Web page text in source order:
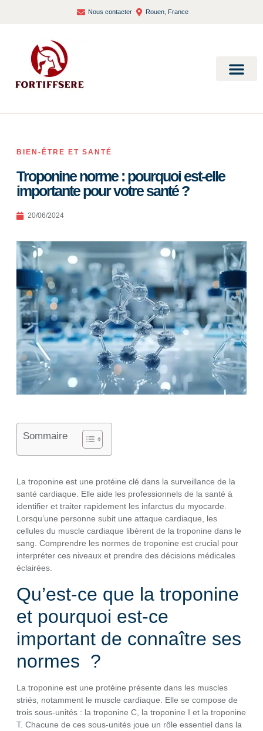
Nous contacter Rouen, France
BIEN-ÊTRE ET SANTÉ
Troponine norme : pourquoi est-elle
importante pour votre santé ?
20/06/2024
Sommaire
La troponine est une protéine clé dans la surveillance de la
santé cardiaque. Elle aide les professionnels de la santé à
identifier et traiter rapidement les infarctus du myocarde.
Lorsqu’une personne subit une attaque cardiaque, les
cellules du muscle cardiaque libèrent de la troponine dans le
sang. Comprendre les normes de troponine est crucial pour
interpréter ces niveaux et prendre des décisions médicales
éclairées.
Qu’est-ce que la troponine
et pourquoi est-ce
important de connaître ses
normes ?
La troponine est une protéine présente dans les muscles
striés, notamment le muscle cardiaque. Elle se compose de
trois sous-unités : la troponine C, la troponine I et la troponine
T. Chacune de ces sous-unités joue un rôle essentiel dans la